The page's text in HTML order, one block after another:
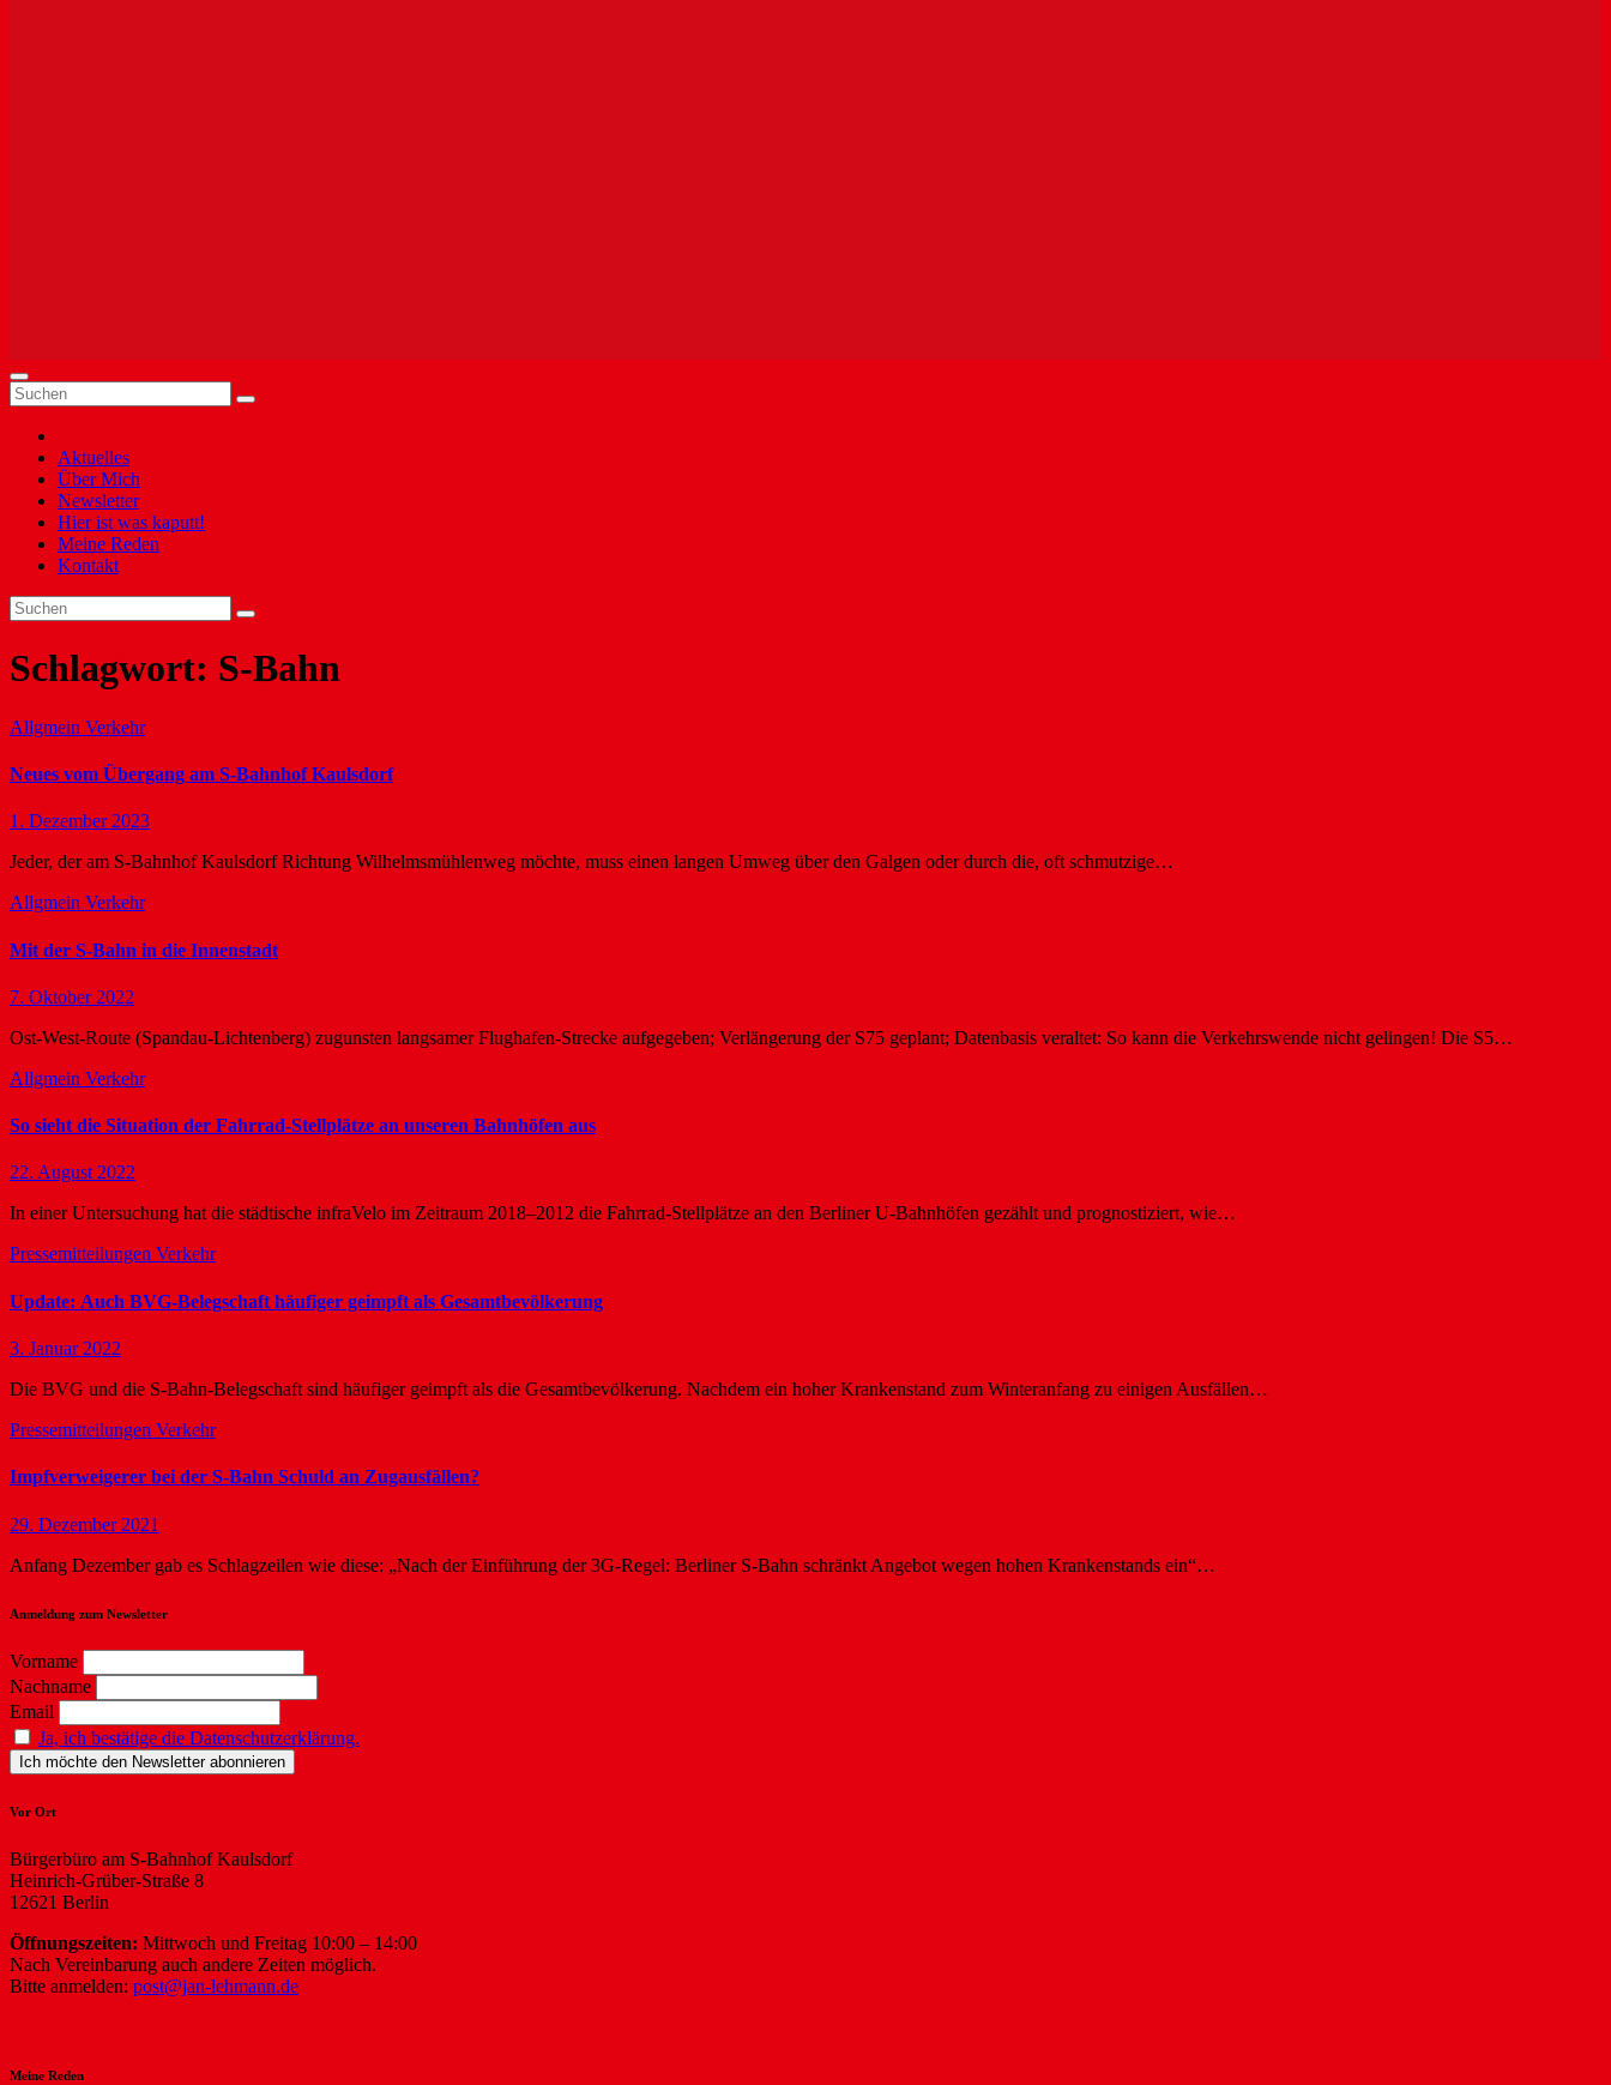
Aktuelles
Über Mich
Newsletter
Hier ist was kaputt!
Meine Reden
Kontakt
Schlagwort: S-Bahn
Allgmein Verkehr
Neues vom Übergang am S-Bahnhof Kaulsdorf
1. Dezember 2023
Jeder, der am S-Bahnhof Kaulsdorf Richtung Wilhelmsmühlenweg möchte, muss einen langen Umweg über den Galgen oder durch die, oft schmutzige…
Allgmein Verkehr
Mit der S-Bahn in die Innenstadt
7. Oktober 2022
Ost-West-Route (Spandau-Lichtenberg) zugunsten langsamer Flughafen-Strecke aufgegeben; Verlängerung der S75 geplant; Datenbasis veraltet: So kann die Verkehrswende nicht gelingen! Die S5…
Allgmein Verkehr
So sieht die Situation der Fahrrad-Stellplätze an unseren Bahnhöfen aus
22. August 2022
In einer Untersuchung hat die städtische infraVelo im Zeitraum 2018–2012 die Fahrrad-Stellplätze an den Berliner U-Bahnhöfen gezählt und prognostiziert, wie…
Pressemitteilungen Verkehr
Update: Auch BVG-Belegschaft häufiger geimpft als Gesamtbevölkerung
3. Januar 2022
Die BVG und die S-Bahn-Belegschaft sind häufiger geimpft als die Gesamtbevölkerung. Nachdem ein hoher Krankenstand zum Winteranfang zu einigen Ausfällen…
Pressemitteilungen Verkehr
Impfverweigerer bei der S-Bahn Schuld an Zugausfällen?
29. Dezember 2021
Anfang Dezember gab es Schlagzeilen wie diese: „Nach der Einführung der 3G-Regel: Berliner S-Bahn schränkt Angebot wegen hohen Krankenstands ein“…
Anmeldung zum Newsletter
Vorname
Nachname
Email
Ja, ich bestätige die Datenschutzerklärung.
Vor Ort
Bürgerbüro am S-Bahnhof Kaulsdorf
Heinrich-Grüber-Straße 8
12621 Berlin
Öffnungszeiten: Mittwoch und Freitag 10:00 – 14:00
Nach Vereinbarung auch andere Zeiten möglich.
Bitte anmelden: post@jan-lehmann.de
Meine Reden